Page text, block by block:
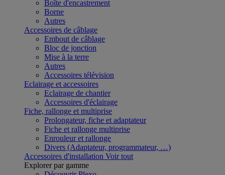
Boîte d'encastrement
Borne
Autres
Accessoires de câblage
Embout de câblage
Bloc de jonction
Mise à la terre
Autres
Accessoires télévision
Eclairage et accessoires
Eclairage de chantier
Accessoires d'éclairage
Fiche, rallonge et multiprise
Prolongateur, fiche et adaptateur
Fiche et rallonge multiprise
Enrouleur et rallonge
Divers (Adaptateur, programmateur, …)
Accessoires d'installation Voir tout
Explorer par gamme